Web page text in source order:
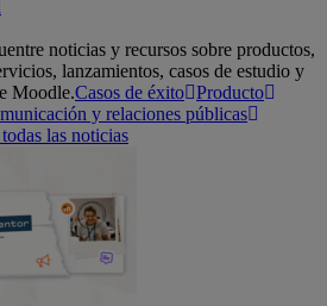
noticias y recursos sobre productos,
lanzamientos, casos de estudio y
Moodle.Casos de éxito Producto
y relaciones públicas
las noticias